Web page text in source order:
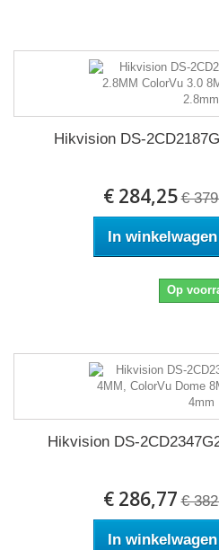
Hikvision DS-
€ 284,25 €
In winkelwagen
Op
Hikvision DS-
€ 286,77 €
In winkelwagen